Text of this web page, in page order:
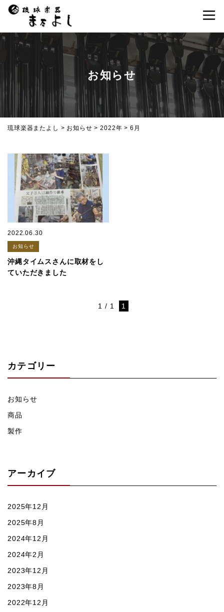
お知らせ
琉球楽器またよし > お知らせ >2022年 > 6月
2022.06.30
お知らせ
沖縄タイムスさんに取材をし
ていただきました
1 / 1 1
カテゴリー
お知らせ
商品
製作
アーカイブ
2025年12月
2025年8月
2024年12月
2024年2月
2023年12月
2023年8月
2022年12月